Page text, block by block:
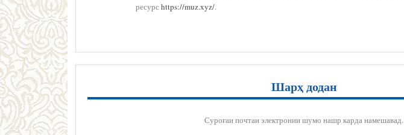
ресурсhttps://muz.xyz/.
Шарҳ додан
Суроғаи почтаи электронии шумо нашр карда намешавад.